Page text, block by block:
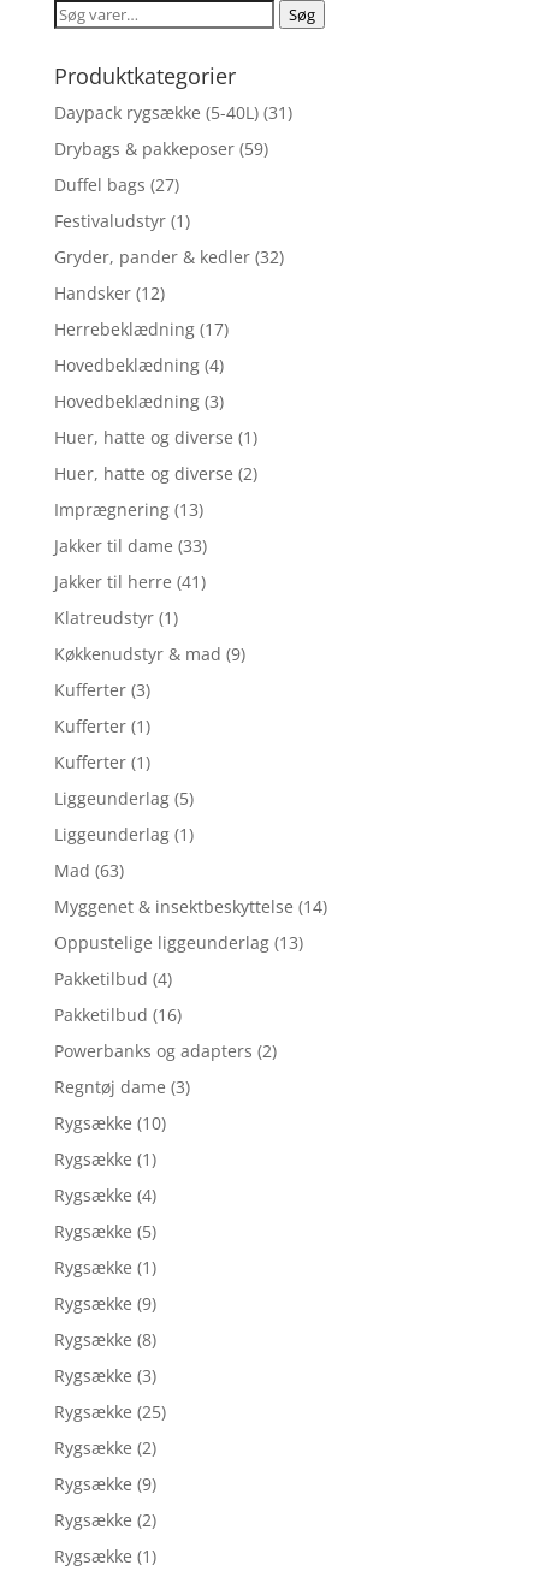
Søg
Søg
Produktkategorier
Daypack rygsække (5-40L) (31)
Drybags & pakkeposer (59)
Duffel bags (27)
Festivaludstyr (1)
Gryder, pander & kedler (32)
Handsker (12)
Herrebeklædning (17)
Hovedbeklædning (4)
Hovedbeklædning (3)
Huer, hatte og diverse (1)
Huer, hatte og diverse (2)
Imprægnering (13)
Jakker til dame (33)
Jakker til herre (41)
Klatreudstyr (1)
Køkkenudstyr & mad (9)
Kufferter (3)
Kufferter (1)
Kufferter (1)
Liggeunderlag (5)
Liggeunderlag (1)
Mad (63)
Myggenet & insektbeskyttelse (14)
Oppustelige liggeunderlag (13)
Pakketilbud (4)
Pakketilbud (16)
Powerbanks og adapters (2)
Regntøj dame (3)
Rygsække (10)
Rygsække (1)
Rygsække (4)
Rygsække (5)
Rygsække (1)
Rygsække (9)
Rygsække (8)
Rygsække (3)
Rygsække (25)
Rygsække (2)
Rygsække (9)
Rygsække (2)
Rygsække (1)